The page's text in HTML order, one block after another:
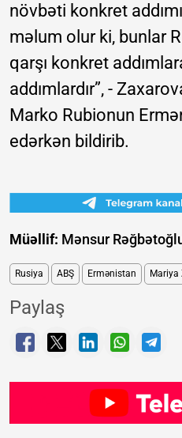
növbəti konkret
məlum olur ki, bunlar
qarşı konkret
addımlardır”, -
Marko Rubionun
edərkən bildirib.
Müəllif: Mənsur
Rusiya ABŞ Ermənistan Mariya
Paylaş